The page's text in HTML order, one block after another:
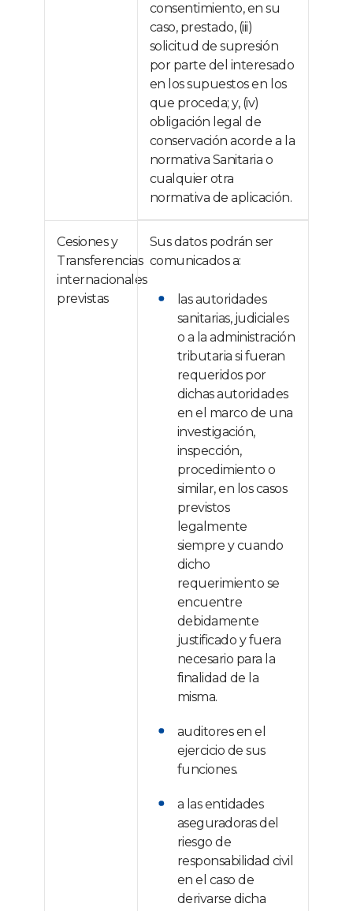
consentimiento, en su
caso, prestado, (iii)
solicitud de supresión
por parte del interesado
en los supuestos en los
que proceda; y, (iv)
obligación legal de
conservación acorde a la
normativa Sanitaria o
cualquier otra
normativa de aplicación.
Cesiones y
Transferencias
internacionales
previstas
Sus datos podrán ser
comunicados a:
las autoridades
sanitarias, judiciales
o a la administración
tributaria si fueran
requeridos por
dichas autoridades
en el marco de una
investigación,
inspección,
procedimiento o
similar, en los casos
previstos
legalmente
siempre y cuando
dicho
requerimiento se
encuentre
debidamente
justificado y fuera
necesario para la
finalidad de la
misma.
auditores en el
ejercicio de sus
funciones.
a las entidades
aseguradoras del
riesgo de
responsabilidad civil
en el caso de
derivarse dicha